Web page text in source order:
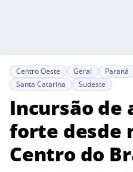
Centro Oeste Geral Paraná
Santa Catarina
Sudeste
Incursão de
forte desde
Centro do